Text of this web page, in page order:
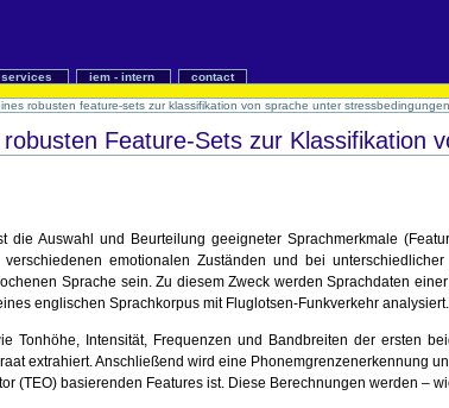
services iem - intern
contact
robusten feature-sets zur klassifikation von sprache unter stressbedingungen
Feature-Sets zur Klassifikation
die Auswahl und Beurteilung geeigneter Sprachmerkmale
emotionalen Zuständen und bei
Sprache sein. Zu diesem Zweck werden Sprachdaten
englischen Sprachkorpus mit Fluglotsen-Funkverkehr analysiert.
Tonhöhe, Intensität, Frequenzen und Bandbreiten der ersten
extrahiert. Anschließend wird eine Phonemgrenzenerkennung
(TEO) basierenden Features ist. Diese Berechnungen werden –